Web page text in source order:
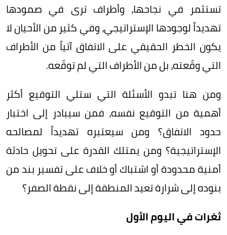
تستثمر في نجاحها، وأطراف ترى في صمودها
تهديداً لوجودها الإستراتيجي، وفي كثير من الأحيان لا
يكون الخطر الحقيقي على الاتفاق آتياً من الأطراف
التي وقّعته، بل من الأطراف التي لم توقّعه.
ومن هنا تبدو الأسئلة التي ستلي التوقيع أكثر
أهمية من التوقيع نفسه، فمن سيبادر إلى اختبار
حدود الاتفاق؟ ومن سيعتبره تهديداً لمصالحه
الإستراتيجية؟ ومن يمتلك القدرة على تحويل حادثة
أمنية محدودة أو اشتباك أو خلاف على تفسير بند من
بنوده إلى شرارة تعيد المنطقة إلى نقطة الصفر؟
ثغرات في اليوم الأول